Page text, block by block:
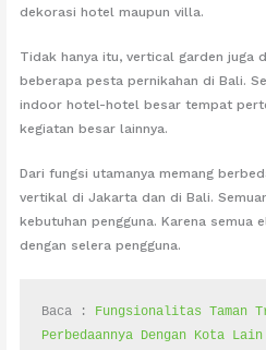
dekorasi hotel maupun villa.
Tidak hanya itu, vertical garden juga
beberapa pesta pernikahan di Bali.
indoor hotel-hotel besar tempat
kegiatan besar lainnya.
Dari fungsi utamanya memang
vertikal di Jakarta dan di Bali.
kebutuhan pengguna. Karena semua
dengan selera pengguna.
Baca : Fungsionalitas Taman
Perbedaannya Dengan Kota Lain